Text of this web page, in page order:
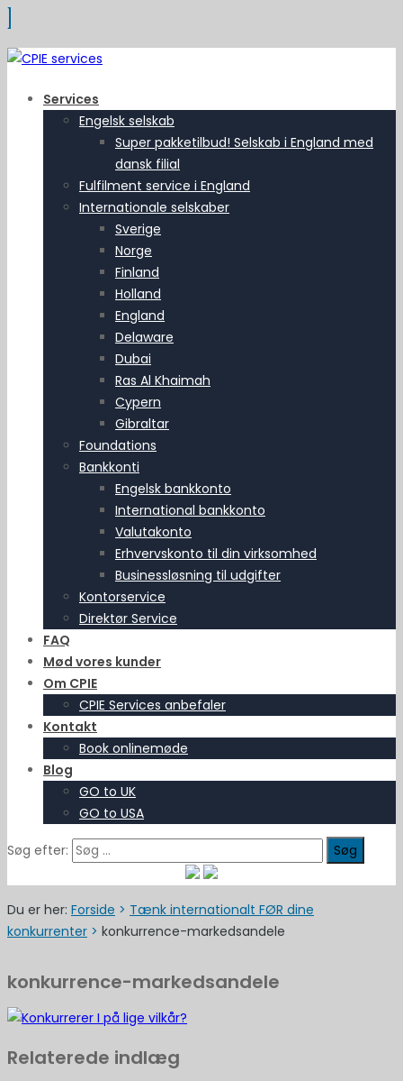
Services
Engelsk selskab
Super pakketilbud! Selskab i England med
dansk filial
Fulfilment service i England
Internationale selskaber
Sverige
Norge
Finland
Holland
England
Delaware
Dubai
Ras Al Khaimah
Cypern
Gibraltar
Foundations
Bankkonti
Engelsk bankkonto
International bankkonto
Valutakonto
Erhvervskonto til din virksomhed
Businessløsning til udgifter
Kontorservice
Direktør Service
FAQ
Mød vores kunder
Om CPIE
CPIE Services anbefaler
Kontakt
Book onlinemøde
Blog
GO to UK
GO to USA
Søg efter:
Du er her: Forside > Tænk internationalt FØR dine
konkurrenter > konkurrence-markedsandele
konkurrence-markedsandele
Relaterede indlæg